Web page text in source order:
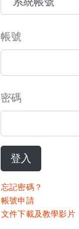
帳號
密碼
登入
忘記密碼？
帳號申請
文件下載及教學影片